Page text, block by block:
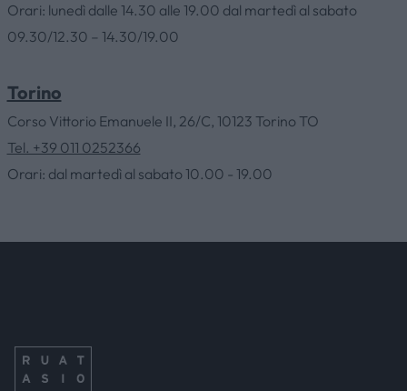
OUTLET
SERVICES
CONTACTS
Orari: lunedì dalle 14.30 alle 19.00 dal martedì al sabato
09.30/12.30 – 14.30/19.00
Torino
Corso Vittorio Emanuele II, 26/C, 10123 Torino TO
Tel. +39 011 0252366
Orari: dal martedì al sabato 10.00 - 19.00